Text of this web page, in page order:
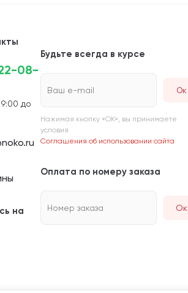
08-
до
на
Будьте всегда в курсе
Ваш e-mail
Нажимая кнопку «ОК», вы принимаете
условия
Соглашения об использовании сайта
Оплата по номеру заказа
Номер заказа Ок